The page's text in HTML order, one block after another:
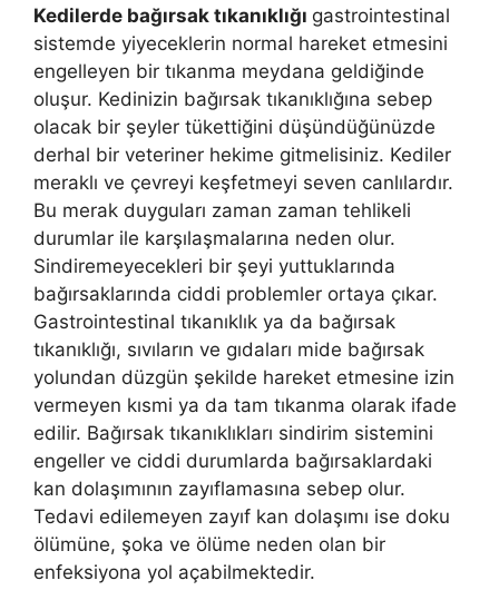
Kedilerde bağırsak tıkanıklığı gastrointestinal
sistemde yiyeceklerin normal hareket etmesini
engelleyen bir tıkanma meydana geldiğinde
oluşur. Kedinizin bağırsak tıkanıklığına sebep
olacak bir şeyler tükettiğini düşündüğünüzde
derhal bir veteriner hekime gitmelisiniz. Kediler
meraklı ve çevreyi keşfetmeyi seven canlılardır.
Bu merak duyguları zaman zaman tehlikeli
durumlar ile karşılaşmalarına neden olur.
Sindiremeyecekleri bir şeyi yuttuklarında
bağırsaklarında ciddi problemler ortaya çıkar.
Gastrointestinal tıkanıklık ya da bağırsak
tıkanıklığı, sıvıların ve gıdaları mide bağırsak
yolundan düzgün şekilde hareket etmesine izin
vermeyen kısmi ya da tam tıkanma olarak ifade
edilir. Bağırsak tıkanıklıkları sindirim sistemini
engeller ve ciddi durumlarda bağırsaklardaki
kan dolaşımının zayıflamasına sebep olur.
Tedavi edilemeyen zayıf kan dolaşımı ise doku
ölümüne, şoka ve ölüme neden olan bir
enfeksiyona yol açabilmektedir.